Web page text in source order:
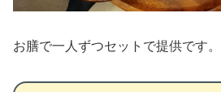
お膳で一人ずつセットで提供です。